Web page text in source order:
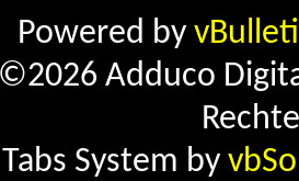
Powered by
Adduco
Tabs System by